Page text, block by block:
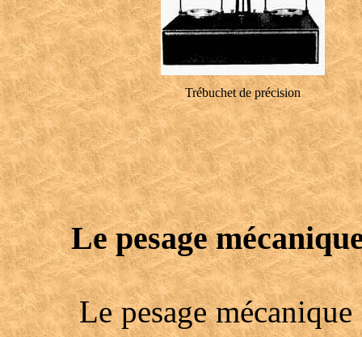
Trébuchet de précision
Le pesage
Le pesage mécanique